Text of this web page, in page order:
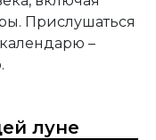
Прислушаться
–
луне